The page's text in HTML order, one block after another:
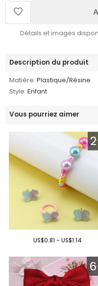
Détails et images
Description du produit
Matière: Plastique/Résine
Style: Enfant
Vous pourriez aimer
US$0.81 - US$1.14